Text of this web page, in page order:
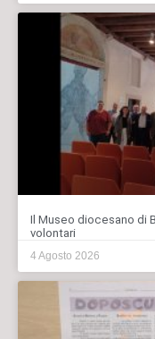
Il Museo diocesano di
volontari
4 Agosto 2026